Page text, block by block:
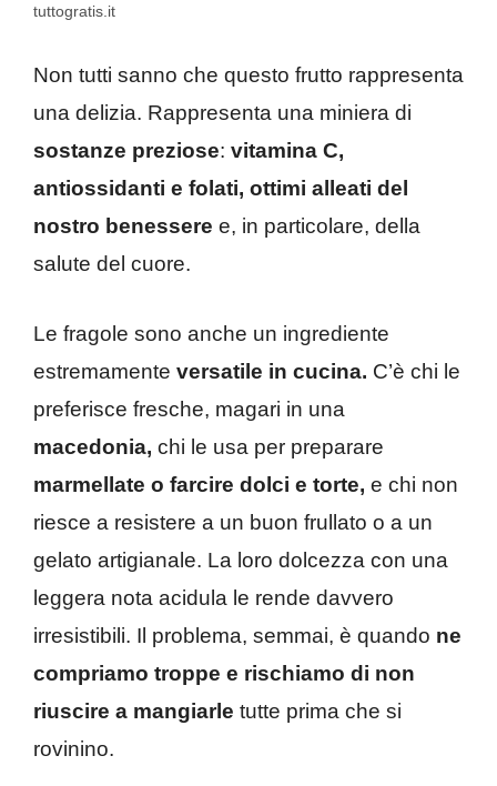
tuttogratis.it
Non tutti sanno che questo frutto rappresenta
una delizia. Rappresenta una miniera di
sostanze preziose: vitamina C,
antiossidanti e folati, ottimi alleati del
nostro benessere e, in particolare, della
salute del cuore.
Le fragole sono anche un ingrediente
estremamente versatile in cucina. C’è chi le
preferisce fresche, magari in una
macedonia, chi le usa per preparare
marmellate o farcire dolci e torte, e chi non
riesce a resistere a un buon frullato o a un
gelato artigianale. La loro dolcezza con una
leggera nota acidula le rende davvero
irresistibili. Il problema, semmai, è quando ne
compriamo troppe e rischiamo di non
riuscire a mangiarle tutte prima che si
rovinino.